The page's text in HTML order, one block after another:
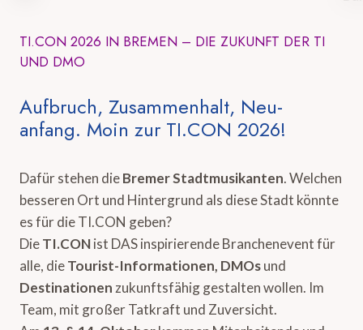
TI.CON 2026 IN BREMEN – DIE ZUKUNFT DER TI
UND DMO
Aufbruch, Zusammenhalt, Neu-
anfang. Moin zur TI.CON 2026!
Dafür stehen dieBremer Stadtmusikanten. Welchen
besseren Ort und Hintergrund als diese Stadt könnte
es für die TI.CON geben?
DieTI.CONist DAS inspirierende Branchenevent für
alle, dieTourist-Informationen, DMOsund
Destinationen zukunftsfähig gestalten wollen. Im
Team, mit großer Tatkraft und Zuversicht.